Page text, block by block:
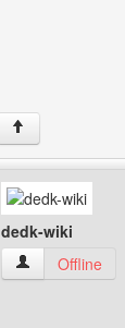
↑
dedk-wiki
dedk-wikiOffline